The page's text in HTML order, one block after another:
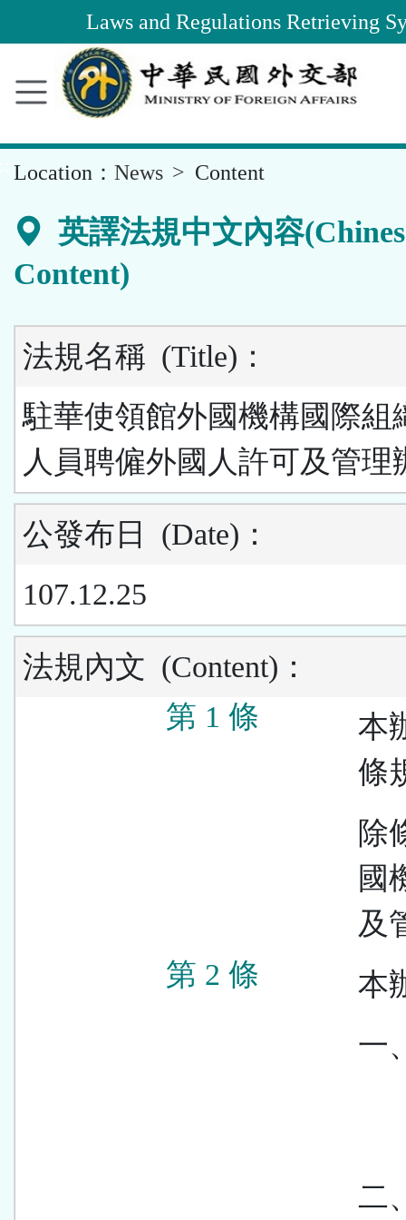
Laws and Regulations Retrieving
Location： News Content
英譯法規中文內容
Content)
法規名稱 (Title) ：
駐華使領館外國機構國際組
人員聘僱外國人許可及管理
公發布日 (Date) ：
107.12.25
法規內文 (Content) ：
第 1 條
本
條
除
國
及
第 2 條
本
一
二